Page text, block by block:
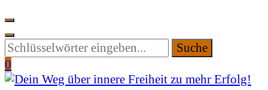
Suchen
Sie
etwas?
0